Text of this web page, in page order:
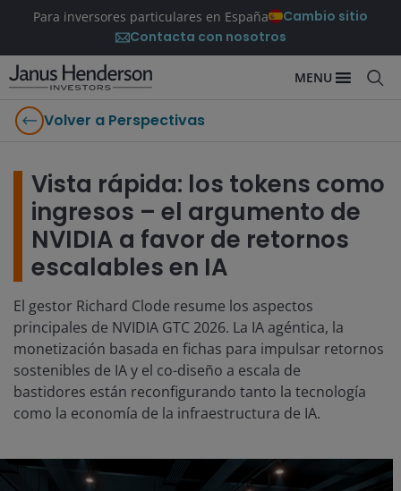
Para inversores particulares en España
Cambio sitio
Contacta con nosotros
MENU
Volver a Perspectivas
Vista rápida: los tokens como
ingresos – el argumento de
NVIDIA a favor de retornos
escalables en IA
El gestor Richard Clode resume los aspectos
principales de NVIDIA GTC 2026. La IA agéntica, la
monetización basada en fichas para impulsar retornos
sostenibles de IA y el co-diseño a escala de
bastidores están reconfigurando tanto la tecnología
como la economía de la infraestructura de IA.